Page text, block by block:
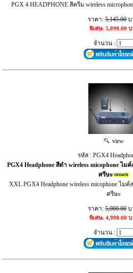
PGX 4 HEADPHONE สีครีม wireless
ราคา: 5,145.00 บ
พิเศษ: 5,090.00 บ
จำนวน :
view
รหัส : PGX4
PGX4 Headphone สีดำ wireless micophone ไ
ศรีษะ
XXL PGX4 Headphone wireless micophone
ศรีษะ
ราคา: 5,000.00 บ
พิเศษ: 4,990.00 บ
จำนวน :